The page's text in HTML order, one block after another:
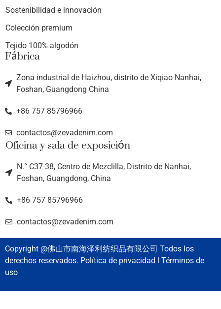
Sostenibilidad e innovación
Colección premium
Tejido 100% algodón
Fábrica
Zona industrial de Haizhou, distrito de Xiqiao Nanhai,
Foshan, Guangdong China
+86 757 85796966
contactos@zevadenim.com
Oficina y sala de exposición
N.° C37-38, Centro de Mezclilla, Distrito de Nanhai,
Foshan, Guangdong, China
+86 757 85796966
contactos@zevadenim.com
Copyright @佛山市南海泽利纺织品有限公司 Todos los
derechos reservados. Política de privacidad l Términos de
uso